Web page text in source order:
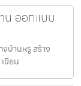
น ออกแบบ
บ้านหรู สร้าง
ขียน